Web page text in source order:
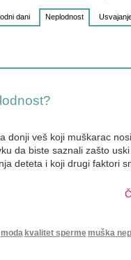
dani Neplodnost
donji veš koji muškarac
da biste saznali zašto
deteta i koji drugi faktori
moda kvalitet sperme muška